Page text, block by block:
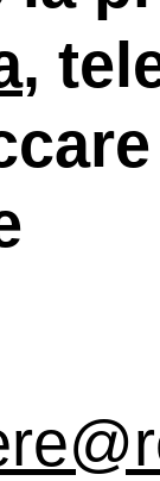
,